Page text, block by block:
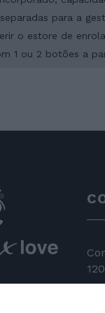
para a
o estore de
1 ou 2 botões a